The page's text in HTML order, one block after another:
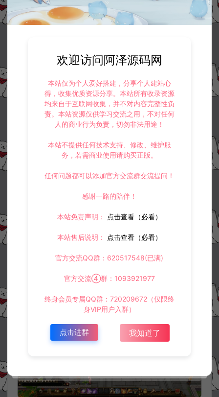
欢迎访问阿泽源码网
本站仅为个人爱好搭建，分享个人建站心
得，收集优质资源分享。本站所有收录资源
均来自于互联网收集，并不对内容完整性负
责。本站资源仅供学习交流之用，不对任何
人的商业行为负责，切勿非法用途！
本站不提供任何技术支持、修改、维护服
务，若需商业使用请购买正版。
任何问题都可以添加官方交流群交流提问！
感谢一路的陪伴！
本站免责声明： 点击查看（必看）
本站售后说明： 点击查看（必看）
官方交流QQ群：620517548(已满)
官方交流④群：1093921977
终身会员专属QQ群：720209672（仅限终
身VIP用户入群）
点击进群 我知道了